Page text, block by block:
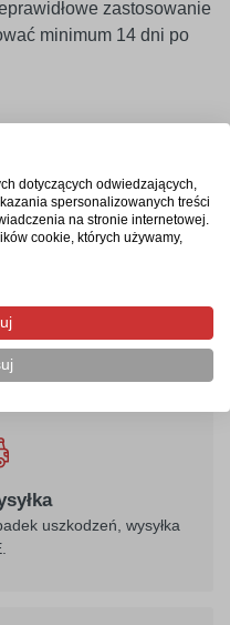
zastosowanie
minimum 14 dni po
płatności i
przesyłka
adres, a jej
uszkodzeń, wysyłka
dotyczących odwiedzających,
spersonalizowanych treści
na stronie internetowej.
cookie, których używamy,